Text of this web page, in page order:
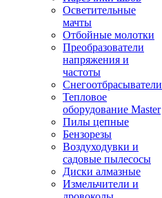
Осветительные
мачты
Отбойные молотки
Преобразователи
напряжения и
частоты
Снегоотбрасыватели
Тепловое
оборудование Master
Пилы цепные
Бензорезы
Воздуходувки и
садовые пылесосы
Диски алмазные
Измельчители и